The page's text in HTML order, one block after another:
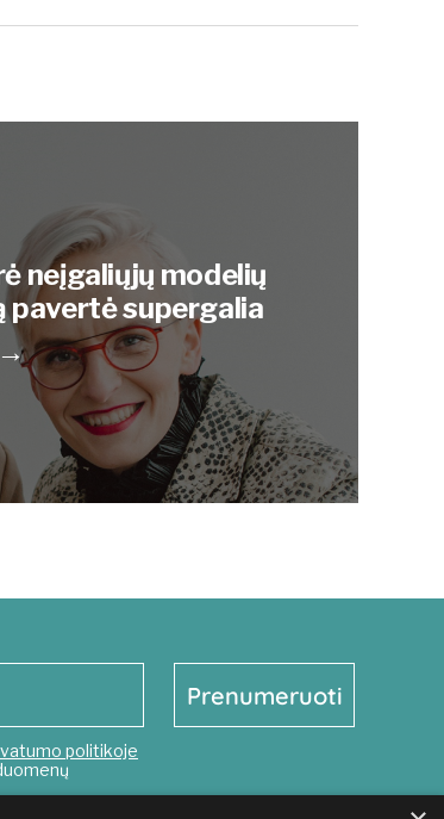
→
neįgaliųjų modelių
pavertė supergalia
politikoje